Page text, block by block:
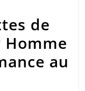
de
Homme
au